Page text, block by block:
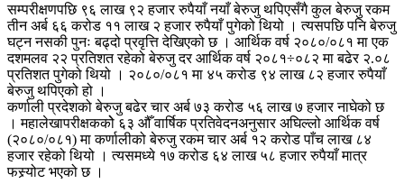
सम्परीक्षणपछि ९६ लाख ९२ हजार रुपैयाँ नयाँ बेरुजु थपिएसँगै कुल बेरुजु रकम
तीन अर्ब ६६ करोड ११ लाख २ हजार रुपैयाँ पुगेको थियो । त्यसपछि पनि बेरुजु
घट्न नसकी पुनः बढ्दो प्रवृत्ति देखिएको छ । आर्थिक वर्ष २०८०/०८१ मा एक
दशमलव २२ प्रतिशत रहेको बेरुजु दर आर्थिक वर्ष २०८१÷०८२ मा बढेर २.०८
प्रतिशत पुगेको थियो । २०८०/०८१ मा ४५ करोड ९४ लाख ८२ हजार रुपैयाँ
बेरुजु थपिएको हो ।
कर्णाली प्रदेशको बेरुजु बढेर चार अर्ब ७३ करोड ५६ लाख ७ हजार नाघेको छ
। महालेखापरीक्षककोे ६३ औँ वार्षिक प्रतिवेदनअनुसार अघिल्लो आर्थिक वर्ष
(२०८०/०८१) मा कर्णालीको बेरुजु रकम चार अर्ब १२ करोड पाँच लाख ८४
हजार रहेको थियो । त्यसमध्ये १७ करोड ६४ लाख ५८ हजार रुपैयाँ मात्र
फस्र्योट भएको छ ।